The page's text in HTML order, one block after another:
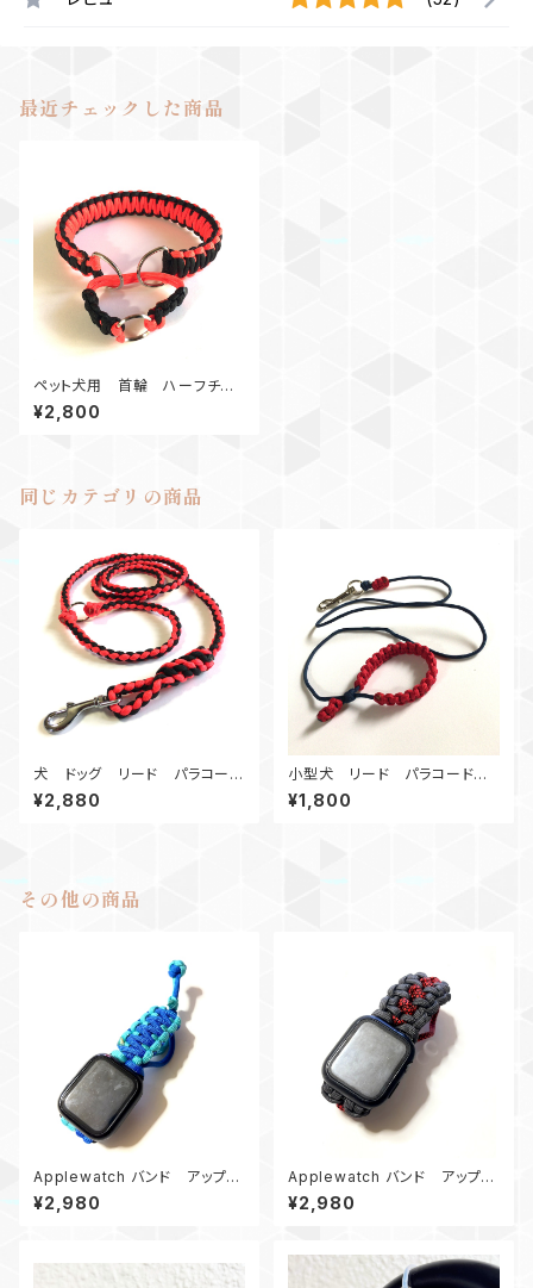
最近チェックした商品
ペット犬用 首輪 ハーフチョ
ーク オレンジ黒
¥2,800
同じカテゴリの商品
犬 ドッグ リード パラコード
赤黒
¥2,880
小型犬 リード パラコード
赤
¥1,800
その他の商品
Applewatch バンド アップル
ウォッチ バンド44_KC_青ターコ
イズブルー
¥2,980
Applewatch バンド アップル
ウォッチ バンド44_スネイクトレ
イル_赤黒・グレイ
¥2,980